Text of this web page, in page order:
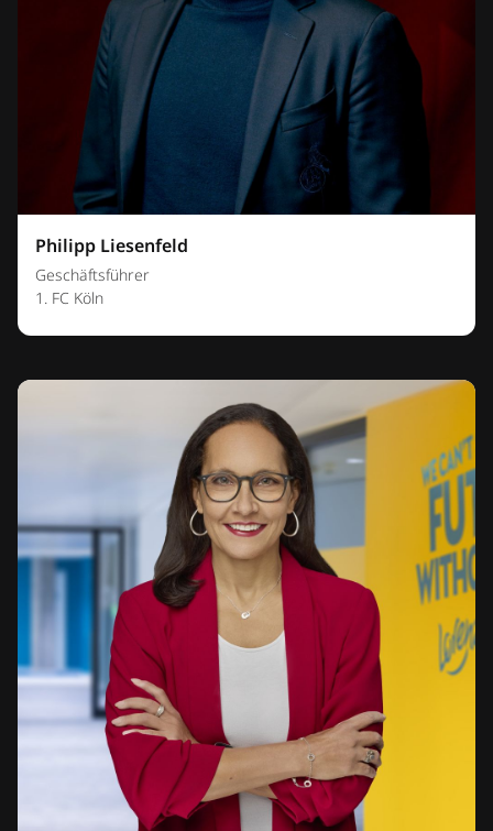
Philipp Liesenfeld
Geschäftsführer
1. FC Köln